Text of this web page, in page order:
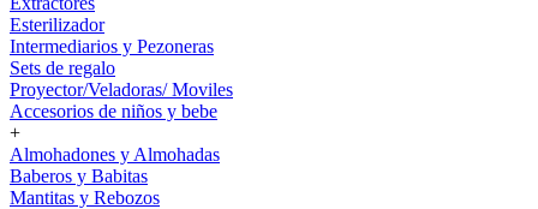
Esterilizador
Intermediarios y Pezoneras
Sets de regalo
Proyector/Veladoras/ Moviles
Accesorios de niños y bebe
+
Almohadones y Almohadas
Baberos y Babitas
Mantitas y Rebozos